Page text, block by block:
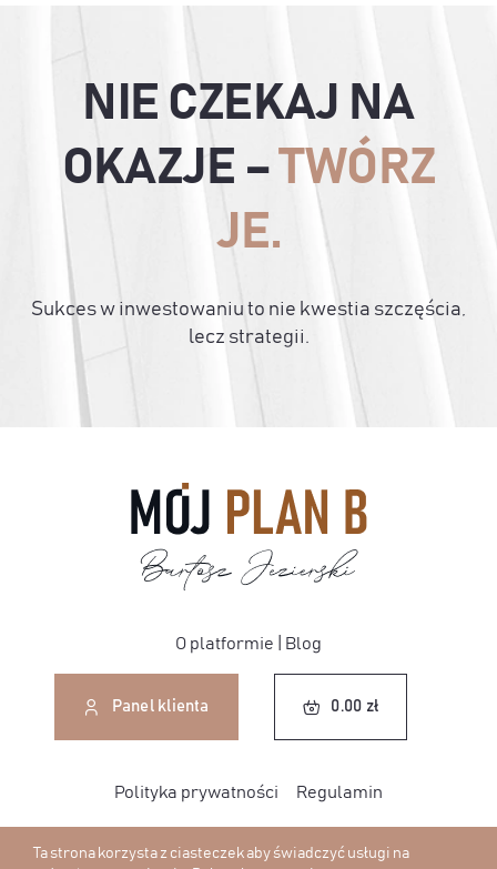
NIE CZEKAJ NA
OKAZJE –TWÓRZ
JE.
Sukces w inwestowaniu to nie kwestia szczęścia,
lecz strategii.
O platformie Blog
Panel klienta 0.00 zł
Polityka prywatności Regulamin
Ta strona korzysta z ciasteczek aby świadczyć usługi na